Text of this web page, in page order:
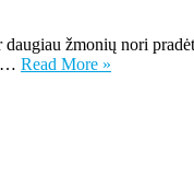
žmonių nori
Read More »